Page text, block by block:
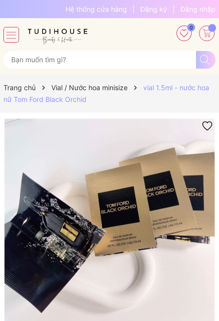
Hệ thống cửa hàng Đăng ký Đăng nhập
0
Trang chủ Vial / Nước hoa minisize
vial 1.5ml - nước hoa
nữ Tom Ford Black Orchid